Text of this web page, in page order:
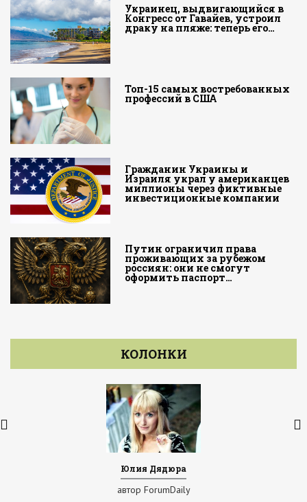
Украинец, выдвигающийся в
Конгресс от Гавайев, устроил
драку на пляже: теперь его…
Топ-15 самых востребованных
профессий в США
Гражданин Украины и
Израиля украл у американцев
миллионы через фиктивные
инвестиционные компании
Путин ограничил права
проживающих за рубежом
россиян: они не смогут
оформить паспорт…
КОЛОНКИ
Юлия Дядюра
автор ForumDaily